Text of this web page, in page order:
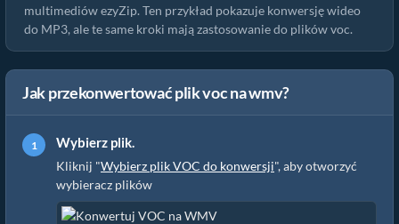
multimediów ezyZip. Ten przykład pokazuje konwersję wideo
do MP3, ale te same kroki mają zastosowanie do plików voc.
Jak przekonwertować plik voc na wmv?
Wybierz plik.
Kliknij "Wybierz plik VOC do konwersji", aby otworzyć
wybieracz plików